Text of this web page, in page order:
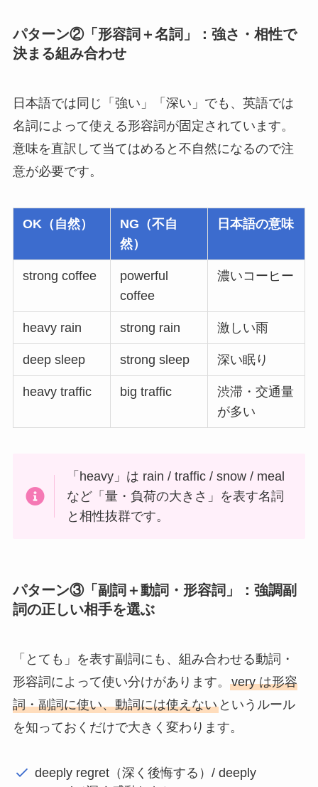
パターン②「形容詞＋名詞」：強さ・相性で
決まる組み合わせ
日本語では同じ「強い」「深い」でも、英語では
名詞によって使える形容詞が固定されています。
意味を直訳して当てはめると不自然になるので注
意が必要です。
OK（自然）
NG（不自
然）
日本語の意味
strong coffee
powerful
coffee
濃いコーヒー
heavy rain strong rain 激しい雨
deep sleep strong sleep 深い眠り
heavy traffic big traffic
渋滞・交通量
が多い
「heavy」は rain / traffic / snow / meal
など「量・負荷の大きさ」を表す名詞
と相性抜群です。
パターン③「副詞＋動詞・形容詞」：強調副
詞の正しい相手を選ぶ
「とても」を表す副詞にも、組み合わせる動詞・
形容詞によって使い分けがあります。 very は形容
詞・副詞に使い、動詞には使えないというルール
を知っておくだけで大きく変わります。
deeply regret（深く後悔する）/ deeply